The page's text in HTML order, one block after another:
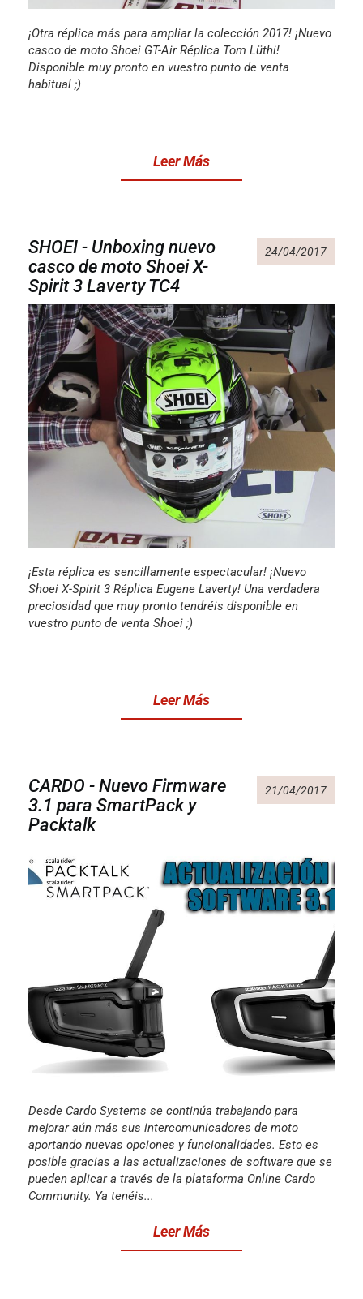
¡Otra réplica más para ampliar la colección 2017! ¡Nuevo
casco de moto Shoei GT-Air Réplica Tom Lüthi!
Disponible muy pronto en vuestro punto de venta
habitual ;)
Leer Más
SHOEI - Unboxing nuevo
casco de moto Shoei X-
Spirit 3 Laverty TC4
24/04/2017
¡Esta réplica es sencillamente espectacular! ¡Nuevo
Shoei X-Spirit 3 Réplica Eugene Laverty! Una verdadera
preciosidad que muy pronto tendréis disponible en
vuestro punto de venta Shoei ;)
Leer Más
CARDO - Nuevo Firmware
3.1 para SmartPack y
Packtalk
21/04/2017
Desde Cardo Systems se continúa trabajando para
mejorar aún más sus intercomunicadores de moto
aportando nuevas opciones y funcionalidades. Esto es
posible gracias a las actualizaciones de software que se
pueden aplicar a través de la plataforma Online Cardo
Community. Ya tenéis...
Leer Más